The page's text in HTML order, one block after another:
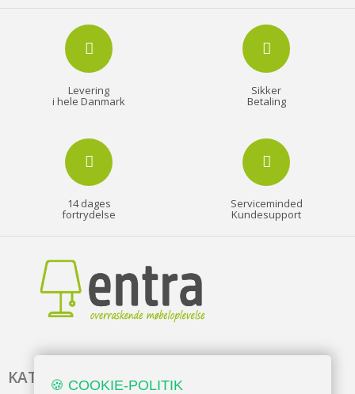
Levering
i hele Danmark
Sikker
Betaling
14 dages
fortrydelse
Serviceminded
Kundesupport
KATALOG🍪 COOKIE-POLITIK